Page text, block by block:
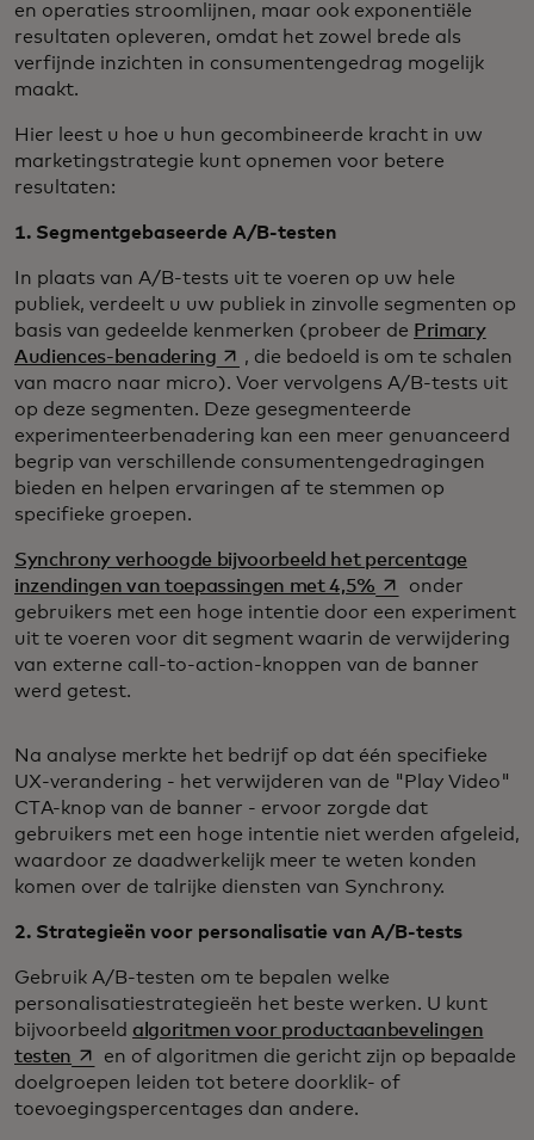
en operaties stroomlijnen, maar ook exponentiële
resultaten opleveren, omdat het zowel brede als
verfijnde inzichten in consumentengedrag mogelijk
maakt.
Hier leest u hoe u hun gecombineerde kracht in uw
marketingstrategie kunt opnemen voor betere
resultaten:
1. Segmentgebaseerde A/B-testen
In plaats van A/B-tests uit te voeren op uw hele
publiek, verdeelt u uw publiek in zinvolle segmenten op
basis van gedeelde kenmerken (probeer de Primary
Audiences-benaderingopens in a new tab
, die bedoeld is om te schalen
van macro naar micro). Voer vervolgens A/B-tests uit
op deze segmenten. Deze gesegmenteerde
experimenteerbenadering kan een meer genuanceerd
begrip van verschillende consumentengedragingen
bieden en helpen ervaringen af te stemmen op
specifieke groepen.
Synchrony verhoogde bijvoorbeeld het percentage
inzendingen van toepassingen met 4,5% opens in a new
onder
gebruikers met een hoge intentie door een experiment
uit te voeren voor dit segment waarin de verwijdering
van externe call-to-action-knoppen van de banner
werd getest.
Na analyse merkte het bedrijf op dat één specifieke
UX-verandering - het verwijderen van de "Play Video"
CTA-knop van de banner - ervoor zorgde dat
gebruikers met een hoge intentie niet werden afgeleid,
waardoor ze daadwerkelijk meer te weten konden
komen over de talrijke diensten van Synchrony.
2. Strategieën voor personalisatie van A/B-tests
Gebruik A/B-testen om te bepalen welke
personalisatiestrategieën het beste werken. U kunt
bijvoorbeeld algoritmen voor productaanbevelingen
testen opens in a new tab
en of algoritmen die gericht zijn op bepaalde
doelgroepen leiden tot betere doorklik- of
toevoegingspercentages dan andere.